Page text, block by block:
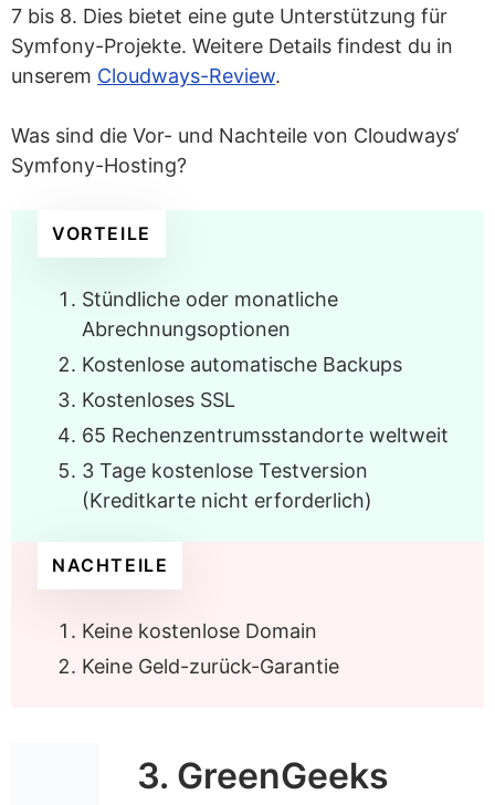
7 bis 8. Dies bietet eine gute Unterstützung für
Symfony-Projekte. Weitere Details findest du in
unserem Cloudways-Review.
Was sind die Vor- und Nachteile von Cloudways‘
Symfony-Hosting?
VORTEILE
Stündliche oder monatliche
Abrechnungsoptionen
Kostenlose automatische Backups
Kostenloses SSL
65 Rechenzentrumsstandorte weltweit
3 Tage kostenlose Testversion
(Kreditkarte nicht erforderlich)
NACHTEILE
Keine kostenlose Domain
Keine Geld-zurück-Garantie
3. GreenGeeks